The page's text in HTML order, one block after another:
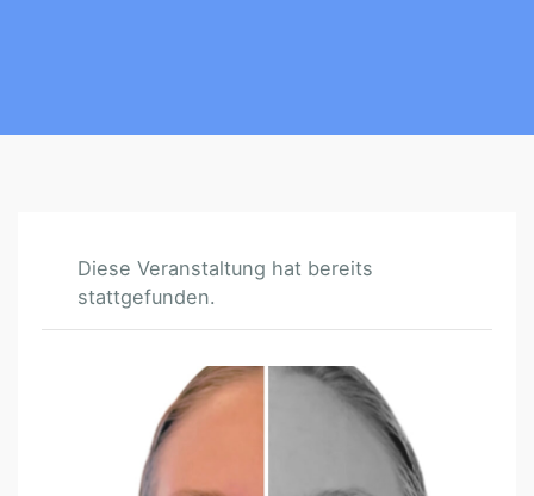
Diese Veranstaltung hat bereits
stattgefunden.